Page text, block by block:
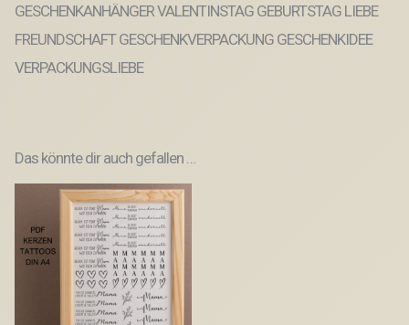
GESCHENKANHÄNGER VALENTINSTAG GEBURTSTAG LIEBE
FREUNDSCHAFT GESCHENKVERPACKUNG GESCHENKIDEE
VERPACKUNGSLIEBE
Das könnte dir auch gefallen …